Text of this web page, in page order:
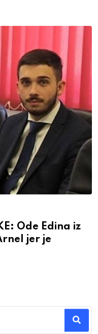
Ode Edina iz
jer je